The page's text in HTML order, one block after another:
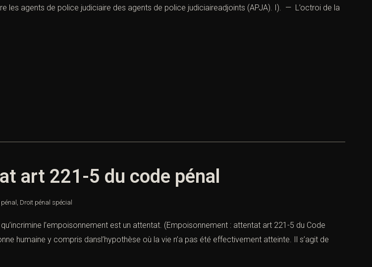
les agents de police judiciaire des agents de police judiciaireadjoints (APJA). I). — L’octroi de la
art 221-5 du code pénal
, Droit pénal spécial
l’empoisonnement est un attentat. (Empoisonnement : attentat art 221-5 du Code
humaine y compris dansl’hypothèse où la vie n’a pas été effectivement atteinte. Il s’agit de